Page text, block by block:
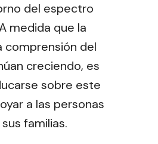
del espectro
medida que la
comprensión del
creciendo, es
sobre este
a las personas
familias.